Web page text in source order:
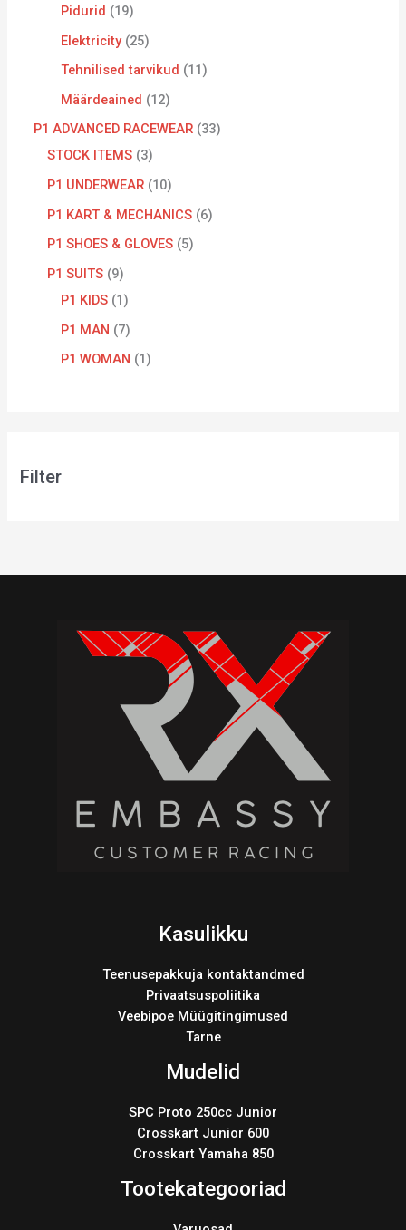
Pidurid
19
Elektricity 25
Tehnilised tarvikud
11
Määrdeained
12
P1 ADVANCED RACEWEAR 33
STOCK ITEMS 3
P1 UNDERWEAR 10
P1 KART & MECHANICS 6
P1 SHOES & GLOVES 5
P1 SUITS 9
P1 KIDS 1
P1 MAN
7
P1 WOMAN
1
Filter
Kasulikku
Teenusepakkuja kontaktandmed
Privaatsuspoliitika
Veebipoe Müügitingimused
Tarne
Mudelid
SPC Proto 250cc Junior
Crosskart Junior 600
Crosskart Yamaha 850
Tootekategooriad